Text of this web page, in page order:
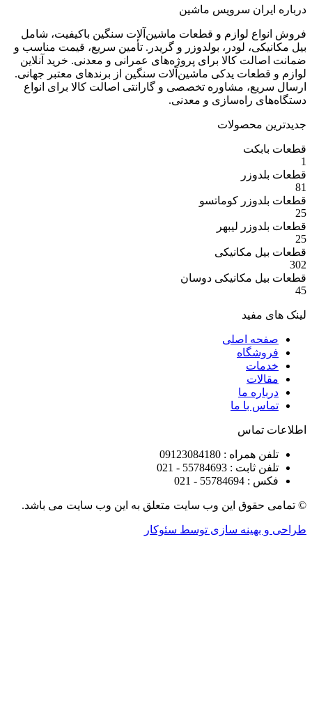
سرویس ماشین
لوازم و قطعات ماشین‌آلات سنگین باکیفیت، شامل
لودر، بولدوزر و گریدر. تأمین سریع، قیمت مناسب و
کالا برای پروژه‌های عمرانی و معدنی. خرید آنلاین
یدکی ماشین‌آلات سنگین از برندهای معتبر جهانی.
مشاوره تخصصی و گارانتی اصالت کالا برای انواع
راه‌سازی و معدنی.
محصولات
کوماتسو
لیبهر
مکانیکی
مکانیکی دوسان
اصلی
ما
با ما
: 09123084180
: 55784693 - 021
این وب سایت متعلق به این وب سایت می باشد.
سازی توسط سئوکار